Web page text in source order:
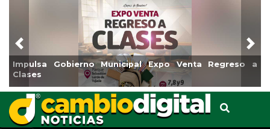
Impulsa Gobierno Municipal Expo Venta Regreso a
Clases
Previous